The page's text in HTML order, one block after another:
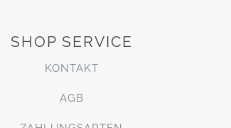
SHOP SERVICE
KONTAKT
AGB